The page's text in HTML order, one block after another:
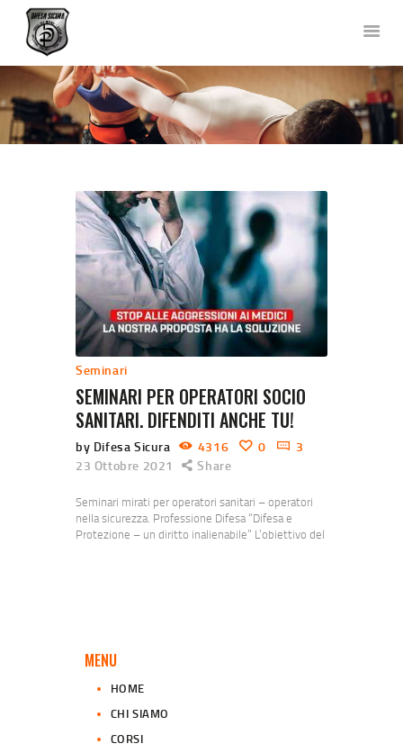
DIFESA SICURA KRAV MAGA
Corsi di Difesa Personale a Bergamo
HOME
CHI SIAMO
NEWS
FOTO E VIDEO
TEAM
COLLABORAZIONI
DOVE SIAMO
CONTATTACI
Seminari
SEMINARI PER OPERATORI SOCIO
SANITARI. DIFENDITI ANCHE TU!
by Difesa Sicura 4316 0
3
23 Ottobre 2021
Share
Seminari mirati per operatori sanitari – operatori
nella sicurezza. Professione Difesa “Difesa e
Protezione – un diritto inalienabile” L’obiettivo del
MENU
HOME
CHI SIAMO
CORSI